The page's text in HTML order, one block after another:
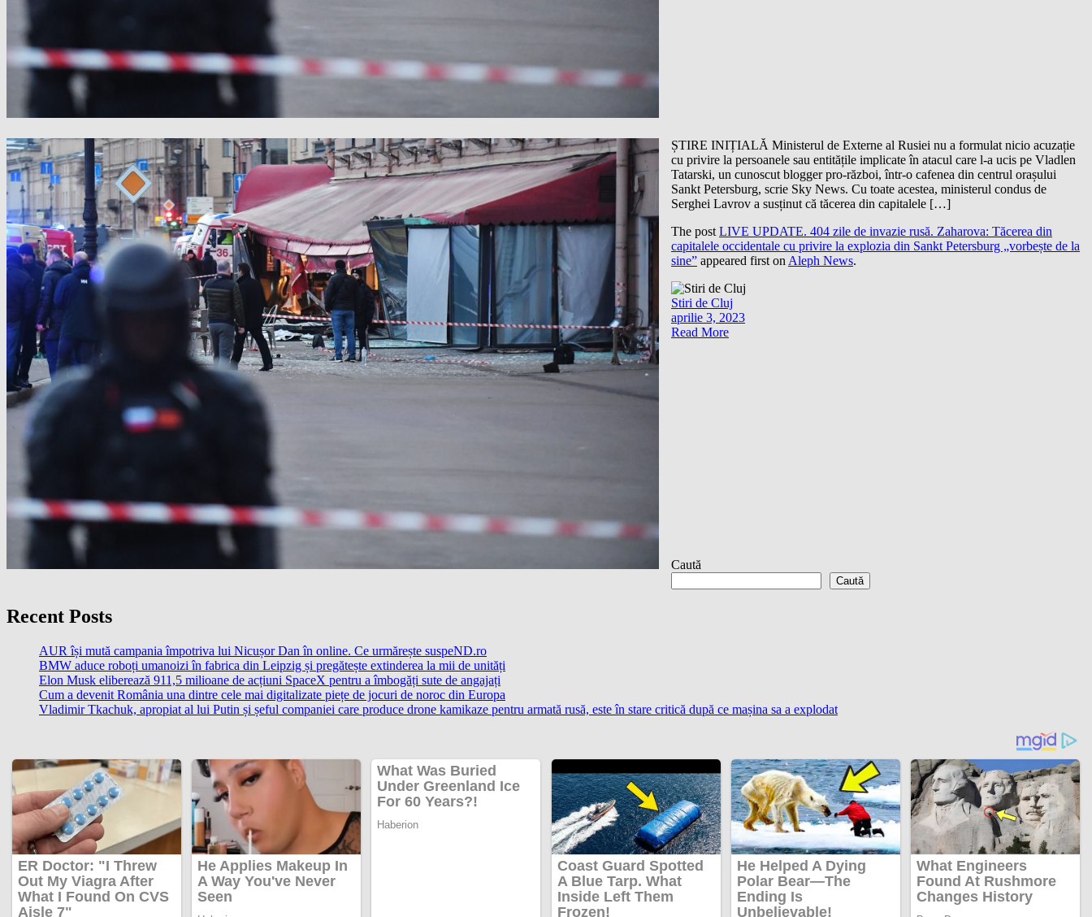
ȘTIRE INIȚIALĂ Ministerul de Externe al Rusiei nu a formulat nicio acuzație
cu privire la persoanele sau entitățile implicate în atacul care l-a ucis pe Vladlen
Tatarski, un cunoscut blogger pro-război, într-o cafenea din centrul orașului
Sankt Petersburg, scrie Sky News. Cu toate acestea, ministerul condus de
Serghei Lavrov a susținut că tăcerea din capitalele […]
The post LIVE UPDATE. 404 zile de invazie rusă. Zaharova: Tăcerea din
capitalele occidentale cu privire la explozia din Sankt Petersburg „vorbește de la
sine” appeared first on Aleph News.
Stiri de Cluj
aprilie 3, 2023
Read More
Caută
Caută
Recent Posts
AUR își mută campania împotriva lui Nicușor Dan în online. Ce urmărește suspeND.ro
BMW aduce roboți umanoizi în fabrica din Leipzig și pregătește extinderea la mii de unități
Elon Musk eliberează 911,5 milioane de acțiuni SpaceX pentru a îmbogăți sute de angajați
Cum a devenit România una dintre cele mai digitalizate piețe de jocuri de noroc din Europa
Vladimir Tkachuk, apropiat al lui Putin și șeful companiei care produce drone kamikaze pentru armată rusă, este în stare critică după ce mașina sa a explodat